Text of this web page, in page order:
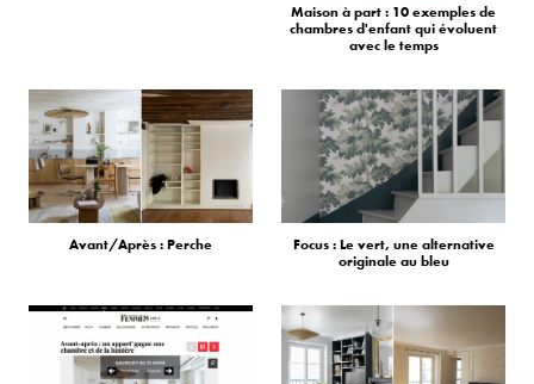
Maison à part : 10 exemples de
chambres d'enfant qui évoluent
avec le temps
Avant/Après : Perche
Focus : Le vert, une alternative
originale au bleu